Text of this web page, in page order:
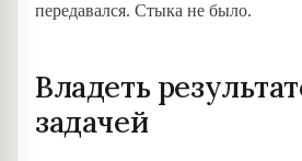
передавался. Стыка не было.
Владеть
задачей